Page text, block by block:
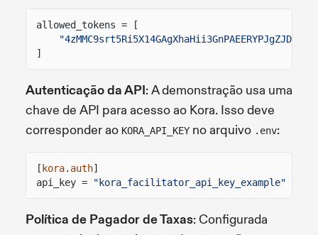
allowed_tokens = [
]
Autenticação da API: A demonstração usa uma
chave de API para acesso ao Kora. Isso deve
corresponder ao KORA_API_KEY no arquivo .env:
[ kora. auth]
api_key =
"kora_facilitator_api_key_example"
Política de Pagador de Taxas: Configurada